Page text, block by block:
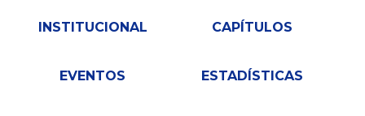
INSTITUCIONAL CAPÍTULOS
EVENTOS ESTADÍSTICAS